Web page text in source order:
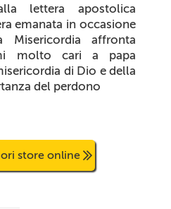
lettera apostolica
emanata in occasione
Misericordia affronta
molto cari a papa
di Dio e della
del perdono
store online